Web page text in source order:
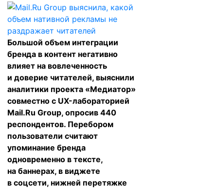
Большой объем интеграции
бренда в контент негативно
влияет на вовлеченность
и доверие читателей, выяснили
аналитики проекта «Медиатор»
совместно с UX-лабораторией
Mail.Ru Group, опросив 440
респондентов. Перебором
пользователи считают
упоминание бренда
одновременно в тексте,
на баннерах, в виджете
в соцсети, нижней перетяжке